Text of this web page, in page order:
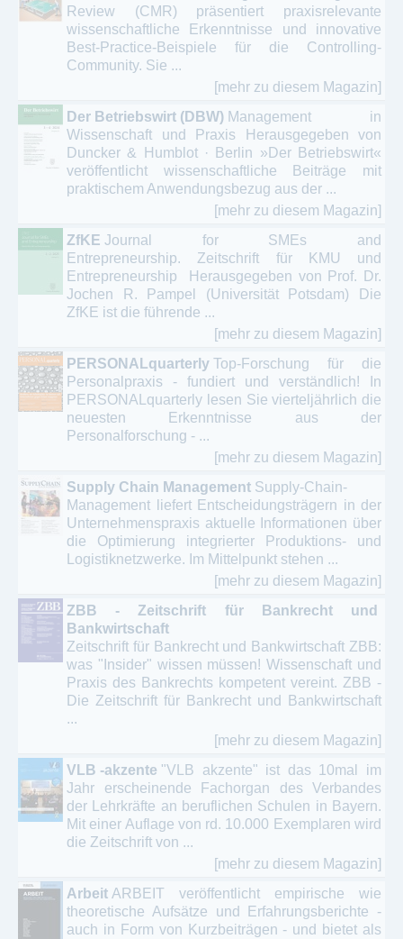
Review (CMR) präsentiert praxisrelevante
wissenschaftliche Erkenntnisse und innovative
Best-Practice-Beispiele für die Controlling-
Community. Sie ...
[mehr zu diesem Magazin]
Der Betriebswirt (DBW) Management in
Wissenschaft und Praxis Herausgegeben von
Duncker & Humblot · Berlin »Der Betriebswirt«
veröffentlicht wissenschaftliche Beiträge mit
praktischem Anwendungsbezug aus der ...
[mehr zu diesem Magazin]
ZfKE Journal for SMEs and
Entrepreneurship. Zeitschrift für KMU und
Entrepreneurship Herausgegeben von Prof. Dr.
Jochen R. Pampel (Universität Potsdam) Die
ZfKE ist die führende ...
[mehr zu diesem Magazin]
PERSONALquarterly Top-Forschung für die
Personalpraxis - fundiert und verständlich! In
PERSONALquarterly lesen Sie vierteljährlich die
neuesten Erkenntnisse aus der
Personalforschung - ...
[mehr zu diesem Magazin]
Supply Chain Management Supply-Chain-
Management liefert Entscheidungsträgern in der
Unternehmenspraxis aktuelle Informationen über
die Optimierung integrierter Produktions- und
Logistiknetzwerke. Im Mittelpunkt stehen ...
[mehr zu diesem Magazin]
ZBB - Zeitschrift für Bankrecht und
Bankwirtschaft
Zeitschrift für Bankrecht und Bankwirtschaft ZBB:
was "Insider" wissen müssen! Wissenschaft und
Praxis des Bankrechts kompetent vereint. ZBB -
Die Zeitschrift für Bankrecht und Bankwirtschaft
...
[mehr zu diesem Magazin]
VLB -akzente "VLB akzente" ist das 10mal im
Jahr erscheinende Fachorgan des Verbandes
der Lehrkräfte an beruflichen Schulen in Bayern.
Mit einer Auflage von rd. 10.000 Exemplaren wird
die Zeitschrift von ...
[mehr zu diesem Magazin]
Arbeit ARBEIT veröffentlicht empirische wie
theoretische Aufsätze und Erfahrungsberichte -
auch in Form von Kurzbeiträgen - und bietet als